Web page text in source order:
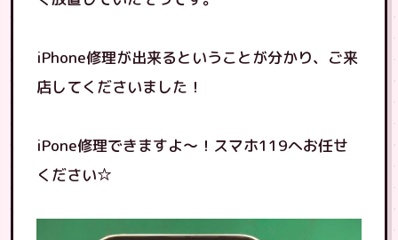
iPhone修理が出来るということが分かり、ご来
店してくださいました！
iPone修理できますよ〜！スマホ119へお任せ
ください☆